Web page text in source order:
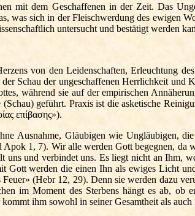
mit dem Geschaffenen in der Zeit. Das
was sich in der Fleischwerdung des ewigen
untersucht und bestätigt werden
von den Leidenschaften, Erleuchtung
Schau der ungeschaffenen Herrlichkeit und
während sie auf der empirischen
geführt. Praxis ist die asketische
επίβασης»).
Ausnahme, Gläubigen wie Ungläubigen,
1, 7). Wir alle werden Gott begegnen, da
und verbindet uns. Es liegt nicht an Ihm,
Gott werden die einen Ihn als ewiges Licht
(Hebr 12, 29). Denn sie werden dazu
im Moment des Sterbens hängt es ab, ob
ihm sowohl in seiner Gesamtheit als